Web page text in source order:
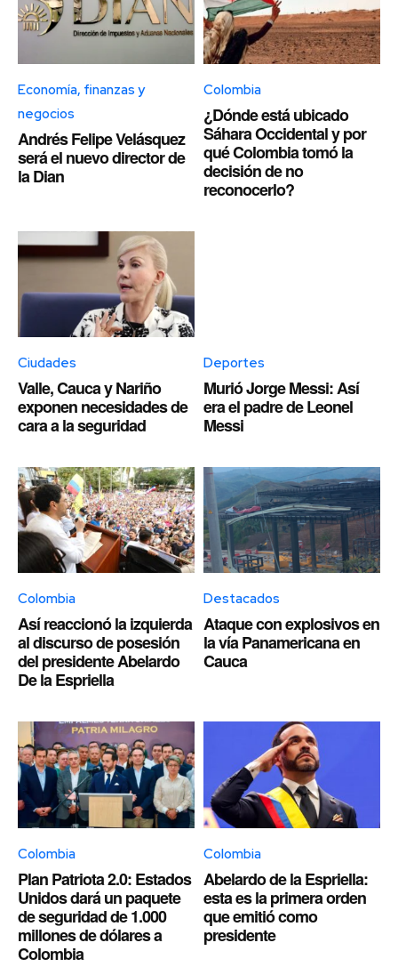
Economía, finanzas y
negocios
Andrés Felipe Velásquez
será el nuevo director de
la Dian
Colombia
¿Dónde está ubicado
Sáhara Occidental y por
qué Colombia tomó la
decisión de no
reconocerlo?
Ciudades
Valle, Cauca y Nariño
exponen necesidades de
cara a la seguridad
Deportes
Murió Jorge Messi: Así
era el padre de Leonel
Messi
Colombia
Así reaccionó la izquierda
al discurso de posesión
del presidente Abelardo
De la Espriella
Destacados
Ataque con explosivos en
la vía Panamericana en
Cauca
Colombia
Plan Patriota 2.0: Estados
Unidos dará un paquete
de seguridad de 1.000
millones de dólares a
Colombia
Colombia
Abelardo de la Espriella:
esta es la primera orden
que emitió como
presidente